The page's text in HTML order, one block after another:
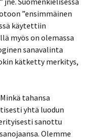
”ensimmäinen
käytettiin
myös on olemassa
sanavalinta
kätketty merkitys,
tahansa
yhtä luodun
sanottu
Olemme